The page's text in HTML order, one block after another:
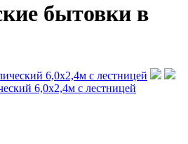
бытовки в
6,0х2,4м с лестницей